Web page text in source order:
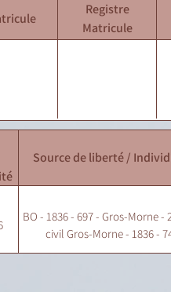
Registre
Matricule
Source de liberté /
BO - 1836 - 697 - Gros-Morne -
civil Gros-Morne - 1836 -